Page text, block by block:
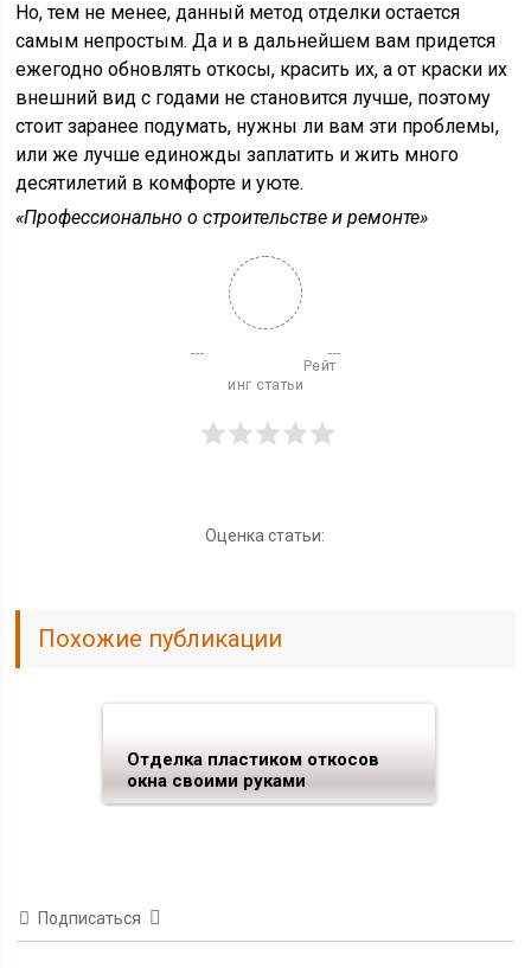
Но, тем не менее, данный метод отделки остается
самым непростым. Да и в дальнейшем вам придется
ежегодно обновлять откосы, красить их, а от краски их
внешний вид с годами не становится лучше, поэтому
стоит заранее подумать, нужны ли вам эти проблемы,
или же лучше единожды заплатить и жить много
десятилетий в комфорте и уюте.
«Профессионально о строительстве и ремонте»
инг статьи
Оценка статьи:
Похожие публикации
Отделка пластиком откосов
окна своими руками
Подписаться